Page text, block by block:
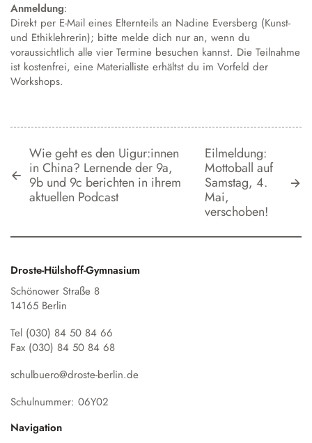
Anmeldung:
Direkt per E-Mail eines Elternteils an Nadine Eversberg (Kunst-
und Ethiklehrerin); bitte melde dich nur an, wenn du
voraussichtlich alle vier Termine besuchen kannst. Die Teilnahme
ist kostenfrei, eine Materialliste erhältst du im Vorfeld der
Workshops.
Wie geht es den Uigur:innen
in China? Lernende der 9a,
9b und 9c berichten in ihrem
aktuellen Podcast
Eilmeldung:
Mottoball auf
Samstag, 4.
Mai,
verschoben!
Droste-Hülshoff-Gymnasium
Schönower Straße 8
14165 Berlin
Tel (030) 84 50 84 66
Fax (030) 84 50 84 68
schulbuero@droste-berlin.de
Schulnummer: 06Y02
Navigation